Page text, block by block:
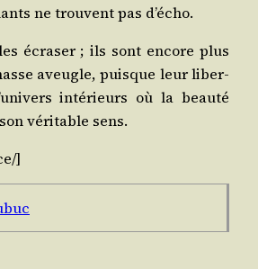
ne trouvent pas d’écho.
écra­ser ; ils sont encore plus
aveugle, puisque leur liber­
inté­rieurs où la beau­té
véri­table sens.
/​]